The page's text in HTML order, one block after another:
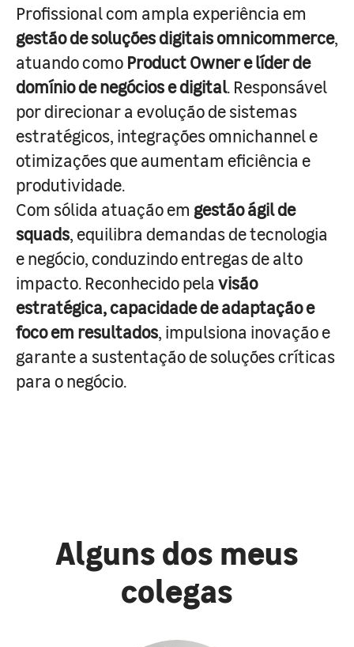
Profissional com ampla experiência em
gestão de soluções digitais omnicommerce,
atuando como Product Owner e líder de
domínio de negócios e digital. Responsável
por direcionar a evolução de sistemas
estratégicos, integrações omnichannel e
otimizações que aumentam eficiência e
produtividade.
Com sólida atuação em gestão ágil de
squads, equilibra demandas de tecnologia
e negócio, conduzindo entregas de alto
impacto. Reconhecido pelavisão
estratégica, capacidade de adaptação e
foco em resultados, impulsiona inovação e
garante a sustentação de soluções críticas
para o negócio.
Alguns dos meus
colegas